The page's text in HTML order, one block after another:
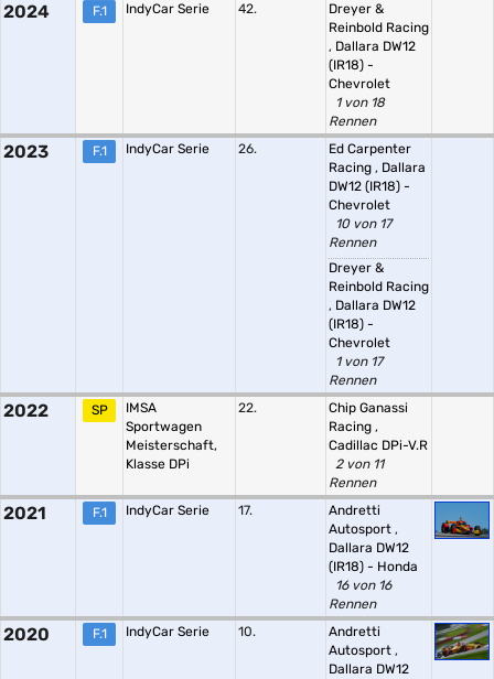
2024 F.1 IndyCar Serie 42.
Dreyer &
Reinbold Racing
, Dallara DW12
(IR18) -
Chevrolet
1 von 18
Rennen
2023 F.1 IndyCar Serie 26.
Ed Carpenter
Racing , Dallara
DW12 (IR18) -
Chevrolet
10 von 17
Rennen
Dreyer &
Reinbold Racing
, Dallara DW12
(IR18) -
Chevrolet
1 von 17
Rennen
2022 SP
IMSA
Sportwagen
Meisterschaft,
Klasse DPi
22.
Chip Ganassi
Racing ,
Cadillac DPi-V.R
2 von 11
Rennen
2021 F.1 IndyCar Serie 17.
Andretti
Autosport ,
Dallara DW12
(IR18) - Honda
16 von 16
Rennen
2020 F.1 IndyCar Serie 10.
Andretti
Autosport ,
Dallara DW12